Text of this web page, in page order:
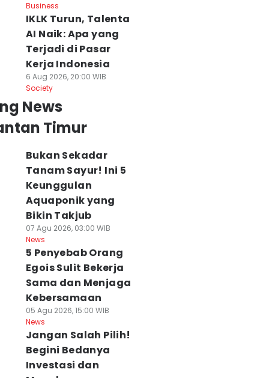
Business
IKLK Turun, Talenta
AI Naik: Apa yang
Terjadi di Pasar
Kerja Indonesia
6 Aug 2026, 20:00 WIB
Society
News
Timur
Bukan Sekadar
Tanam Sayur! Ini 5
Keunggulan
Aquaponik yang
Bikin Takjub
07 Agu 2026, 03:00 WIB
News
5 Penyebab Orang
Egois Sulit Bekerja
Sama dan Menjaga
Kebersamaan
05 Agu 2026, 15:00 WIB
News
Jangan Salah Pilih!
Begini Bedanya
Investasi dan